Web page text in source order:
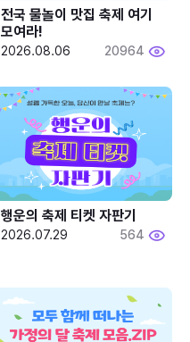
전국 물놀이 맛집 축제 여기
모여라!
2026.08.06 20964
행운의 축제 티켓 자판기
2026.07.29 564